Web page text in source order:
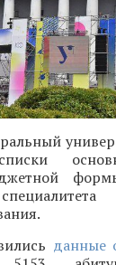
данные